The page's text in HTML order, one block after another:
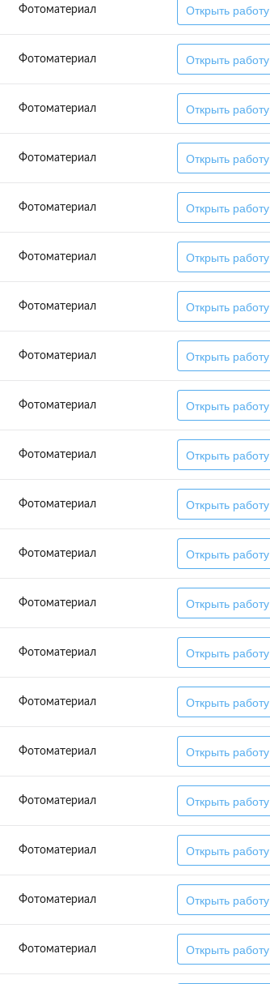
Фотоматериал Открыть работу
Фотоматериал Открыть работу
Фотоматериал Открыть работу
Фотоматериал Открыть работу
Фотоматериал Открыть работу
Фотоматериал Открыть работу
Фотоматериал Открыть работу
Фотоматериал Открыть работу
Фотоматериал Открыть работу
Фотоматериал Открыть работу
Фотоматериал Открыть работу
Фотоматериал Открыть работу
Фотоматериал Открыть работу
Фотоматериал Открыть работу
Фотоматериал Открыть работу
Фотоматериал Открыть работу
Фотоматериал Открыть работу
Фотоматериал Открыть работу
Фотоматериал Открыть работу
Фотоматериал Открыть работу